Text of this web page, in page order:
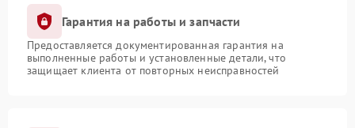
Гарантия на работы и запчасти
Предоставляется документированная гарантия на
выполненные работы и установленные детали, что
защищает клиента от повторных неисправностей